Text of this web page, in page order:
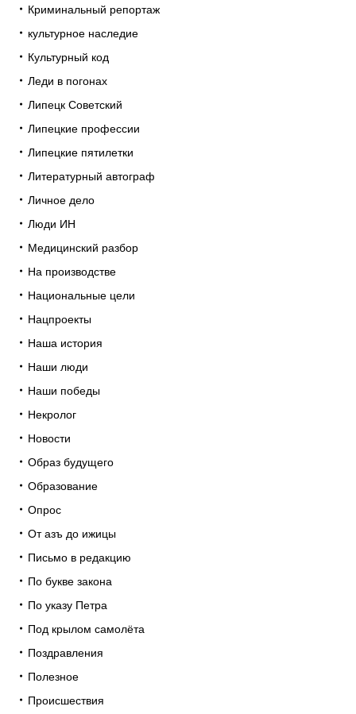
Криминальный репортаж
культурное наследие
Культурный код
Леди в погонах
Липецк Советский
Липецкие профессии
Липецкие пятилетки
Литературный автограф
Личное дело
Люди ИН
Медицинский разбор
На производстве
Национальные цели
Нацпроекты
Наша история
Наши люди
Наши победы
Некролог
Новости
Образ будущего
Образование
Опрос
От азъ до ижицы
Письмо в редакцию
По букве закона
По указу Петра
Под крылом самолёта
Поздравления
Полезное
Происшествия